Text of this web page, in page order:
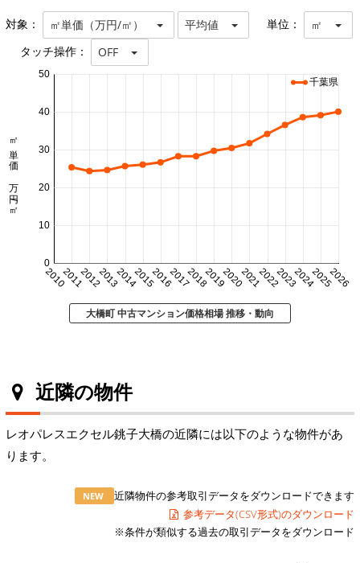
対象： ㎡単価（万円/㎡） 平均値 単位： ㎡
タッチ操作： OFF
20102011201220132014201520162017201820192020202120222023202420252026
0
10
20
30
40
50
㎡単価 万円/㎡
千葉県
大橋町 中古マンション価格相場 推移・動向
近隣の物件
レオパレスエクセル銚子大橋の近隣には以下のような物件があ
ります。
NEW
近隣物件の参考取引データをダウンロードできます
参考データ(CSV形式)のダウンロード
※条件が類似する過去の取引データをダウンロード